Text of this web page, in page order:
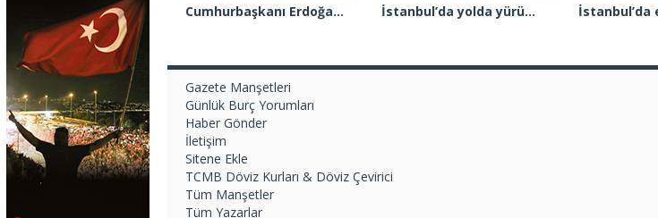
Cumhurbaşkanı Erdoğan “Cake Not Hate” kampanyasıyla tanınan Joshua Harris’i kabul etti İstanbul’da yolda yürüyen kadının ensesine vurup kaçtı
Gazete Manşetleri
Günlük Burç Yorumları
Haber Gönder
İletişim
Sitene Ekle
TCMB Döviz Kurları & Döviz Çevirici
Tüm Manşetler
Tüm Yazarlar